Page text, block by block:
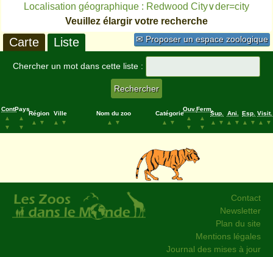
Localisation géographique : Redwood City∨der=city
Veuillez élargir votre recherche
✉ Proposer un espace zoologique
Carte Liste
Chercher un mot dans cette liste :
Cont.
▲
▼
Pays
▲
▼
Région
▲
▼
Ville
▲
▼
Nom du zoo
▲
▼
Catégorie
▲
▼
Ouv.
▲
▼
Ferm.
▲
▼
Sup.
▲
▼
Ani.
▲
▼
Esp.
▲
▼
Visit.
▲
▼
Contact
Newsletter
Plan du site
Mentions légales
Journal des mises à jour